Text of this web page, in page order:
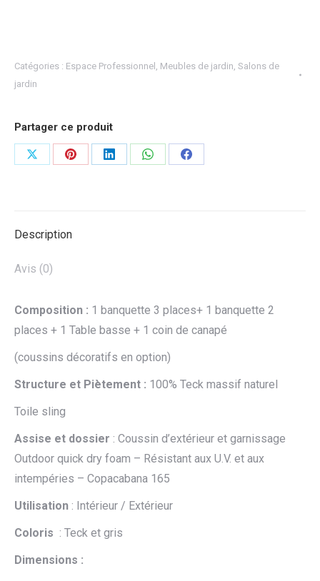
Catégories : Espace Professionnel , Meubles de jardin, Salons de
jardin
Partager ce produit
PartagerPartagerPartagerPartagerPartager
Description
Avis (0)
Composition : 1 banquette 3 places+ 1 banquette 2
places + 1 Table basse + 1 coin de canapé
(coussins décoratifs en option)
Structure et Piètement : 100% Teck massif naturel
Toile sling
Assise et dossier : Coussin d’extérieur et garnissage
Outdoor quick dry foam – Résistant aux U.V. et aux
intempéries – Copacabana 165
Utilisation : Intérieur / Extérieur
Coloris : Teck et gris
Dimensions :